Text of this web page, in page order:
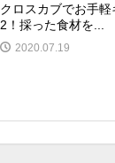
クロスカブでお手
2！採った食材を...
2020.07.19